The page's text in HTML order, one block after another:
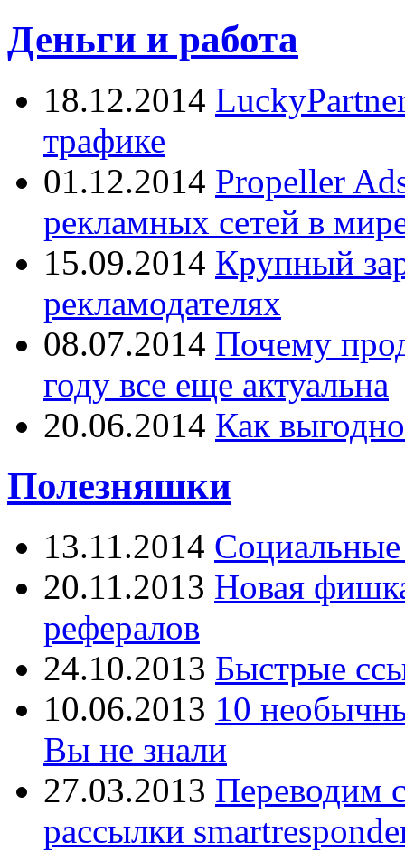
Деньги и работа
18.12.2014
трафике
01.12.2014 Propeller
рекламных сетей в
15.09.2014 Крупный
рекламодателях
08.07.2014 Почему
году все еще актуальна
20.06.2014 Как
Полезняшки
13.11.2014 Социальные
20.11.2013 Новая
рефералов
24.10.2013 Быстрые
10.06.2013 10
Вы не знали
27.03.2013 Переводим
рассылки